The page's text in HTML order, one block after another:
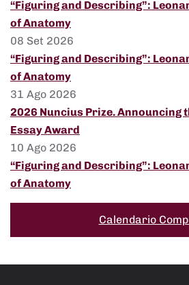
“Figuring and Describing”:
of Anatomy
08 Set 2026
“Figuring and Describing”:
of Anatomy
31 Ago 2026
2026 Nuncius Prize. Announcing
Essay Award
10 Ago 2026
“Figuring and Describing”:
of Anatomy
Calendario